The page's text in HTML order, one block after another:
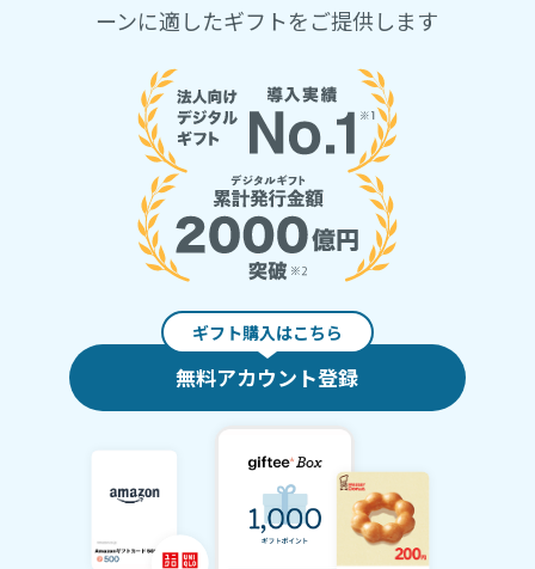
ーンに適したギフトをご提供します
ギフト購入はこちら
無料アカウント登録